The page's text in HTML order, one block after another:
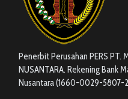
Penerbit Perusahan PERS PT.
NUSANTARA. Rekening Bank
Nusantara (1660-0029-5807-